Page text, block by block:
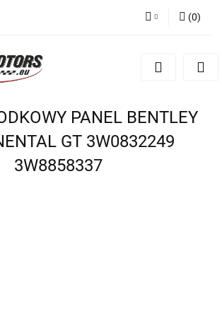
Zarejestruj się
(0)
PANEL BENTLEY
GT 3W0832249
3W8858337